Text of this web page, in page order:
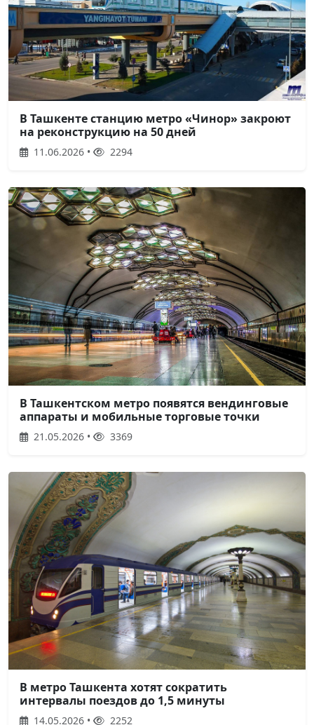
В Ташкенте станцию метро «Чинор» закроют
на реконструкцию на 50 дней
11.06.2026 • 2294
В Ташкентском метро появятся вендинговые
аппараты и мобильные торговые точки
21.05.2026 • 3369
В метро Ташкента хотят сократить
интервалы поездов до 1,5 минуты
14.05.2026 • 2252